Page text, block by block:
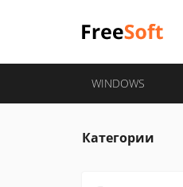
WINDOWS
Категории